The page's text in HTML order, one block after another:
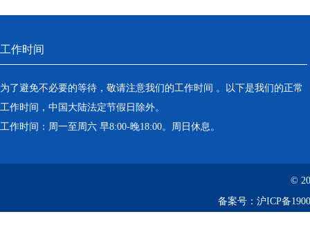
工作时间
为了避免不必要的等待，敬请注意我们的工作时间 。以下是我们的正常
工作时间，中国大陆法定节假日除外。
工作时间：周一至周六 早8:00-晚18:00。周日休息。
©
备案号： 沪ICP备